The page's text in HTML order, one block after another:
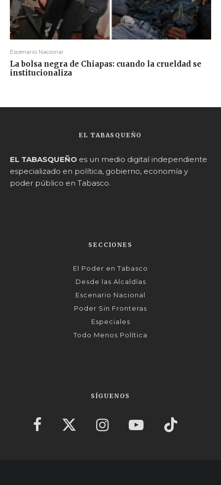
Escenario Nacional
La bolsa negra de Chiapas: cuando la crueldad se
institucionaliza
EL TABASQUEÑO
EL TABASQUEÑO es un medio digital independiente
especializado en política, gobierno, economía y
poder público en Tabasco.
SECCIONES
El Poder en Tabasco
Desde las Alcaldías
Escenario Nacional
Poder Sin Fronteras
Especiales
Todo Menos Política
SÍGUENOS